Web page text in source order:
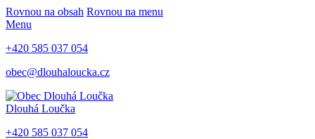
Rovnou na obsah Rovnou na menu
Menu
+420 585 037 054
obec@dlouhaloucka.cz
Dlouhá Loučka
+420 585 037 054